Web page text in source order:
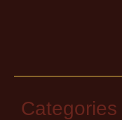
Categories